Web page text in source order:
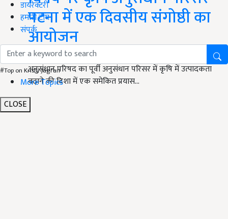
डायरेक्टरी
हमारी टीम
संपर्क
#Top on Krishi Jagran
More Topics
CLOSE
पटना में एक दिवसीय संगोष्ठी का
आयोजन
पटना में बीते कल यानी की 13 फरवरी, 2024 के दिन भारतीय कृषि
अनुसंधान परिषद का पूर्वी अनुसंधान परिसर में कृषि में उत्पादकता
बढ़ाने की दिशा में एक समेकित प्रयास…